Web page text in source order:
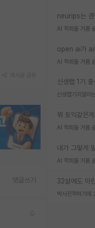
neurips는 괜
내가 그렇게
32살에도 이
댓글쓰기